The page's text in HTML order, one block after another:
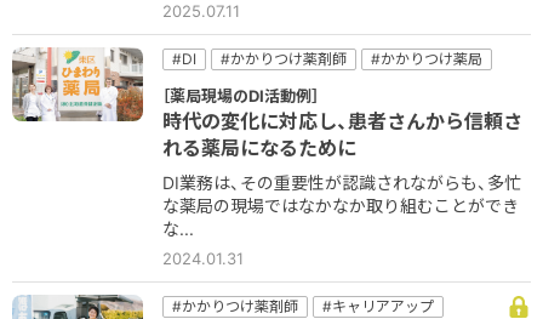
2025.07.11
#DI #かかりつけ薬剤師
#かかりつけ薬局
#服薬指導
［薬局現場のDI活動例］
時代の変化に対応し、患者さんから信頼さ
れる薬局になるために
DI業務は、その重要性が認識されながらも、多忙
な薬局の現場ではなかなか取り組むことができ
な...
2024.01.31
#かかりつけ薬剤師
#キャリアアップ